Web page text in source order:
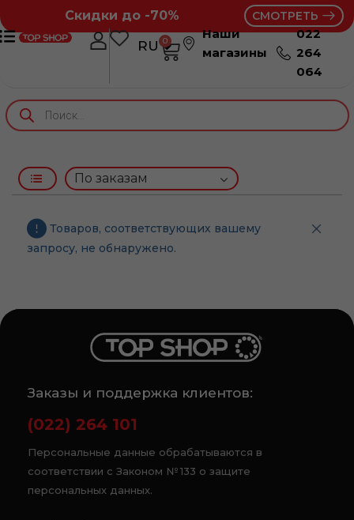
Скидки до -70% СМОТРЕТЬ
RU
RO
0
Наши
магазины
022
264
064
Товаров, соответствующих вашему
запросу, не обнаружено.
Заказы и поддержка клиентов:
(022) 264 101
Персональные данные обрабатываются в
соответствии с Законом № 133 о защите
персональных данных.